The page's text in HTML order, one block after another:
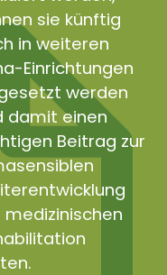
sie künftig
in weiteren
Einrichtungen
werden
damit einen
Beitrag zur
medizinischen